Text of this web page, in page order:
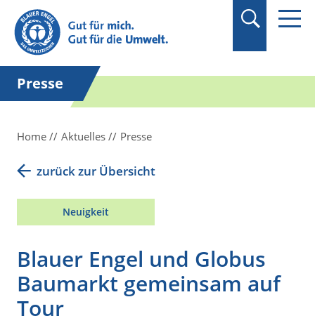
Suchbegriff in
Anführungszeichen
setzen.
Presse
Home Aktuelles Presse
zurück zur Übersicht
Neuigkeit
Blauer Engel und Globus
Baumarkt gemeinsam auf
Tour